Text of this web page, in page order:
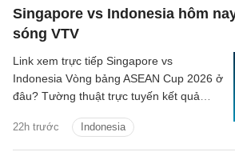
Singapore vs Indonesia hôm
sóng VTV
22h trước Indonesia
Link xem trực tiếp Singapore vs
Indonesia Vòng bảng ASEAN Cup 2026 ở
đâu? Tường thuật trực tuyến kết quả
kênh phát sóng nào?